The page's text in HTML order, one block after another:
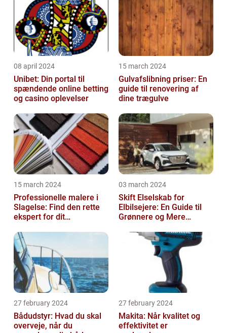
08 april 2024
Unibet: Din portal til
spændende online betting
og casino oplevelser
15 march 2024
Gulvafslibning priser: En
guide til renovering af
dine trægulve
15 march 2024
Professionelle malere i
Slagelse: Find den rette
ekspert for dit
03 march 2024
Skift Elselskab for
Elbilsejere: En Guide til
Grønnere og Mere
27 february 2024
Bådudstyr: Hvad du skal
overveje, når du
27 february 2024
Makita: Når kvalitet og
effektivitet er